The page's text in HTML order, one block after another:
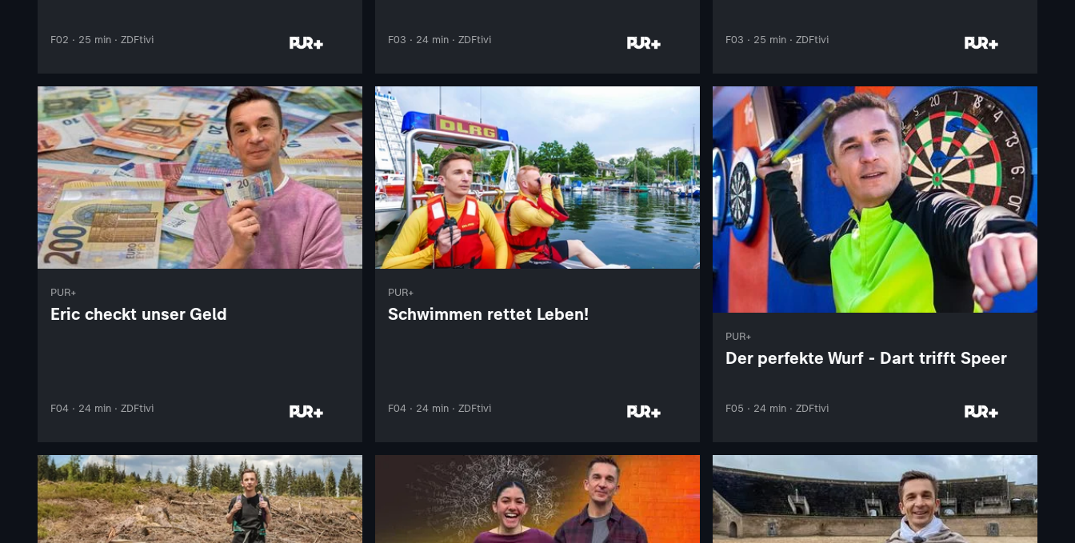
F02 · 25 min · ZDFtivi F03 · 24 min · ZDFtivi F03 · 25 min · ZDFtivi
PUR+
Eric checkt unser Geld
F04 · 24 min · ZDFtivi
PUR+
Schwimmen rettet Leben!
F04 · 24 min · ZDFtivi
PUR+
Der perfekte Wurf - Dart trifft Speer
F05 · 24 min · ZDFtivi